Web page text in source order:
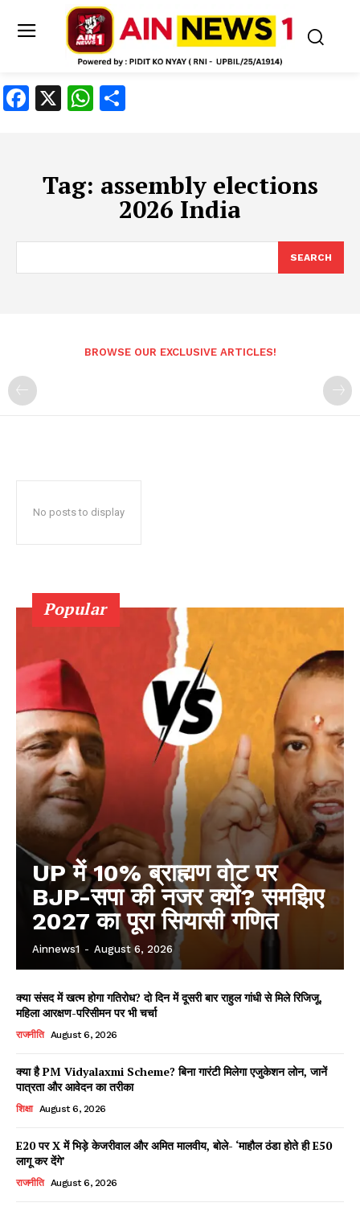
Facebook
Facebook
X WhatsApp
Tag: assembly elections
2026 India
SEARCH
BROWSE OUR EXCLUSIVE ARTICLES!
No posts to display
Popular
UP में 10% ब्राह्मण वोट पर
BJP-सपा की नजर क्यों? समझिए
2027 का पूरा सियासी गणित
Ainnews1 - August 6, 2026
क्या संसद में खत्म होगा गतिरोध? दो दिन में दूसरी बार राहुल गांधी से मिले रिजिजू,
महिला आरक्षण-परिसीमन पर भी चर्चा
राजनीति August 6, 2026
क्या है PM Vidyalaxmi Scheme? बिना गारंटी मिलेगा एजुकेशन लोन, जानें
पात्रता और आवेदन का तरीका
शिक्षा August 6, 2026
E20 पर X में भिड़े केजरीवाल और अमित मालवीय, बोले- ‘माहौल ठंडा होते ही E50
लागू कर देंगे’
राजनीति August 6, 2026